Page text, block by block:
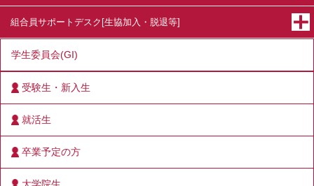
組合員サポートデスク[生協加入・脱退等]
学生委員会(GI)
受験生・新入生
就活生
卒業予定の方